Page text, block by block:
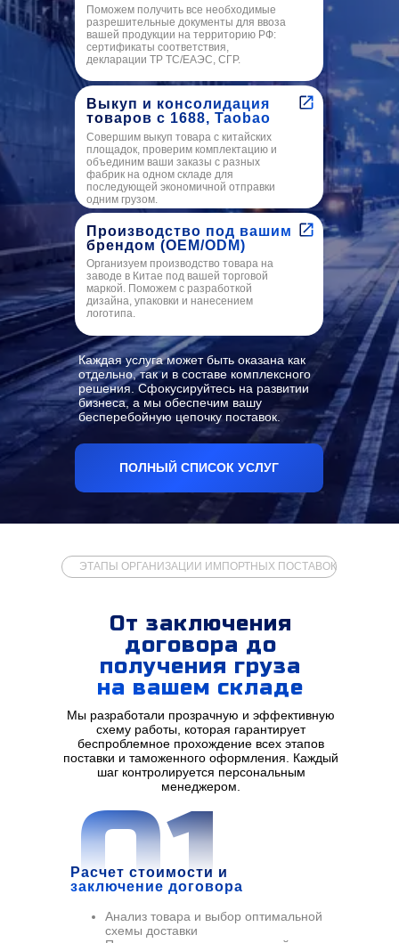
Поможем получить все необходимые
разрешительные документы для ввоза
вашей продукции на территорию РФ:
сертификаты соответствия,
декларации ТР ТС/ЕАЭС, СГР.
Выкуп и консолидация
товаров с 1688, Taobao
Совершим выкуп товара с китайских
площадок, проверим комплектацию и
объединим ваши заказы с разных
фабрик на одном складе для
последующей экономичной отправки
одним грузом.
Производство под вашим
брендом (OEM/ODM)
Организуем производство товара на
заводе в Китае под вашей торговой
маркой. Поможем с разработкой
дизайна, упаковки и нанесением
логотипа.
Каждая услуга может быть оказана как
отдельно, так и в составе комплексного
решения. Сфокусируйтесь на развитии
бизнеса, а мы обеспечим вашу
бесперебойную цепочку поставок.
ПОЛНЫЙ СПИСОК УСЛУГ
01
ЭТАПЫ ОРГАНИЗАЦИИ ИМПОРТНЫХ ПОСТАВОК
От заключения
договора до
получения груза
на вашем складе
Мы разработали прозрачную и эффективную
схему работы, которая гарантирует
беспроблемное прохождение всех этапов
поставки и таможенного оформления. Каждый
шаг контролируется персональным
менеджером.
Расчет стоимости и
заключение договора
Анализ товара и выбор оптимальной
схемы доставки